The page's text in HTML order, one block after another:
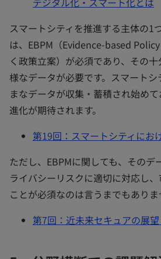
スマートシティを推進する主体の1
は、EBPM（Evidence-based
く政策立案）が必須であり、その
様なデータが必要です。スマート
まなデータが収集・蓄積され始め
進化が期待されます。
第19回：スマートシティにお
ただし、EBPMに関しても、そのデ
ライバシーリスクに適切に対応し
ことが必須なのは言うまでもありま
第7回：近未来セキュアの展